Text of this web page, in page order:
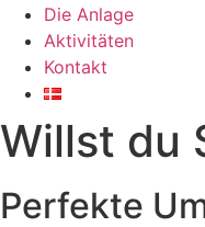
Die Anlage
Aktivitäten
Kontakt
Willst du
Perfekte